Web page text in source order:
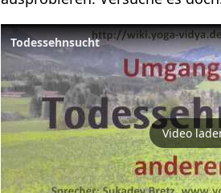
Todessehnsucht
Video